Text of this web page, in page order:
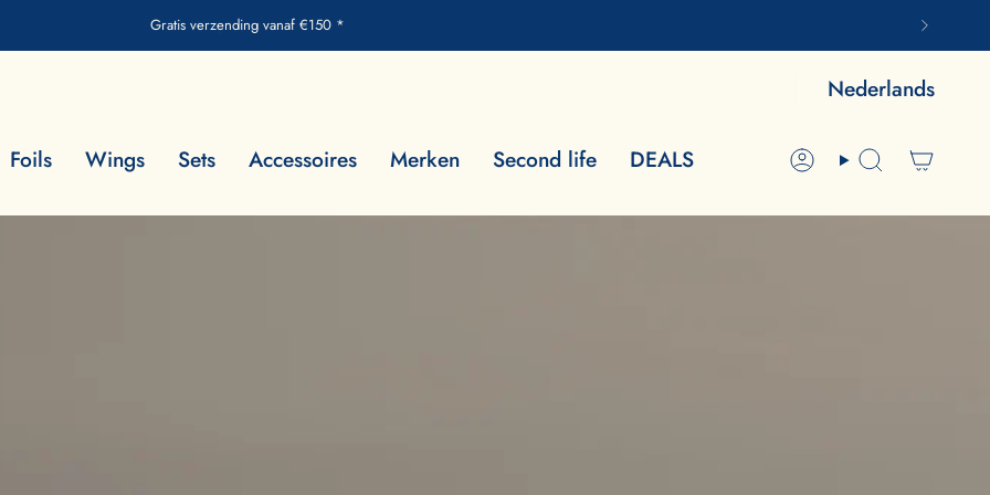
Gratis verzending vanaf €150 *
Nederlands
Foils Wings Sets Accessoires Merken Second life DEALS